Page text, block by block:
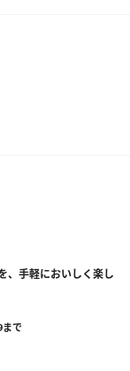
、手軽においしく楽し
で